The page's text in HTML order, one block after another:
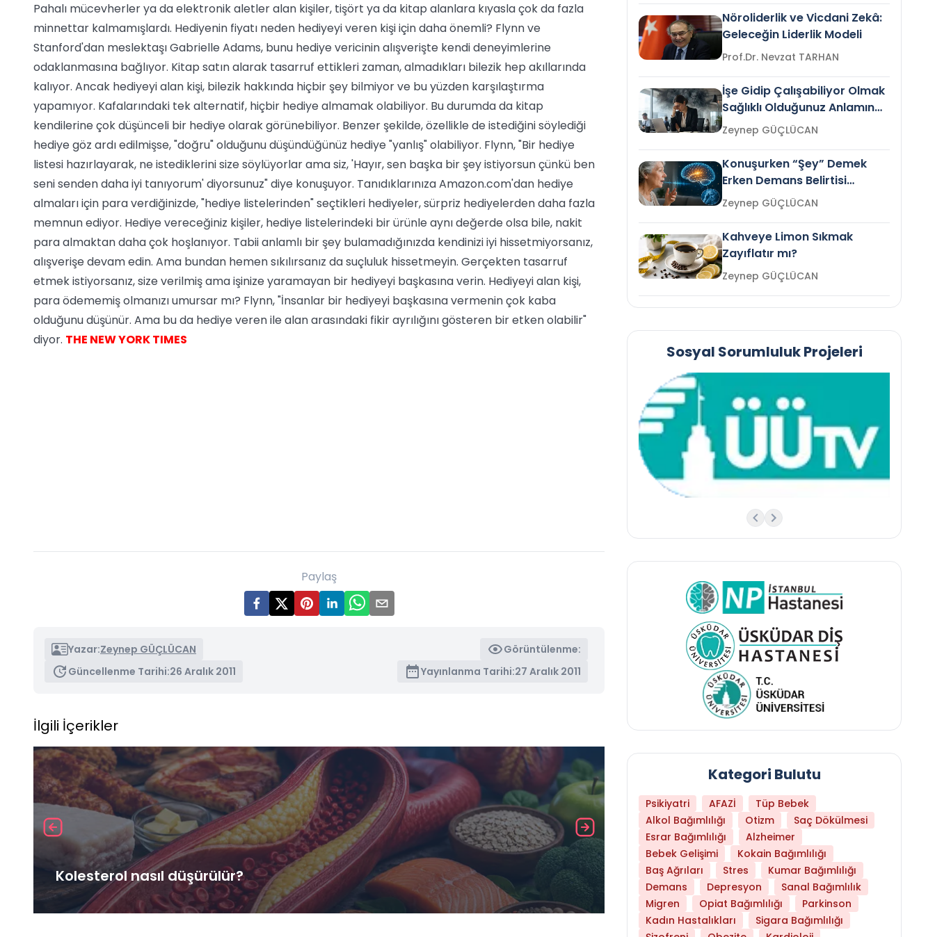
Pahalı mücevherler ya da elektronik aletler alan kişiler, tişört ya da kitap alanlara kıyasla çok da fazla
minnettar kalmamışlardı. Hediyenin fiyatı neden hediyeyi veren kişi için daha önemli? Flynn ve
Stanford'dan meslektaşı Gabrielle Adams, bunu hediye vericinin alışverişte kendi deneyimlerine
odaklanmasına bağlıyor. Kitap satın alarak tasarruf ettikleri zaman, almadıkları bilezik hep akıllarında
kalıyor. Ancak hediyeyi alan kişi, bilezik hakkında hiçbir şey bilmiyor ve bu yüzden karşılaştırma
yapamıyor. Kafalarındaki tek alternatif, hiçbir hediye almamak olabiliyor. Bu durumda da kitap
kendilerine çok düşünceli bir hediye olarak görünebiliyor. Benzer şekilde, özellikle de istediğini söylediği
hediye göz ardı edilmişse, "doğru" olduğunu düşündüğünüz hediye "yanlış" olabiliyor. Flynn, "Bir hediye
listesi hazırlayarak, ne istediklerini size söylüyorlar ama siz, 'Hayır, sen başka bir şey istiyorsun çünkü ben
seni senden daha iyi tanıyorum' diyorsunuz" diye konuşuyor. Tanıdıklarınıza Amazon.com'dan hediye
almaları için para verdiğinizde, "hediye listelerinden" seçtikleri hediyeler, sürpriz hediyelerden daha fazla
memnun ediyor. Hediye vereceğiniz kişiler, hediye listelerindeki bir ürünle aynı değerde olsa bile, nakit
para almaktan daha çok hoşlanıyor. Tabii anlamlı bir şey bulamadığınızda kendinizi iyi hissetmiyorsanız,
alışverişe devam edin. Ama bundan hemen sıkılırsanız da suçluluk hissetmeyin. Gerçekten tasarruf
etmek istiyorsanız, size verilmiş ama işinize yaramayan bir hediyeyi başkasına verin. Hediyeyi alan kişi,
para ödememiş olmanızı umursar mı? Flynn, "İnsanlar bir hediyeyi başkasına vermenin çok kaba
olduğunu düşünür. Ama bu da hediye veren ile alan arasındaki fikir ayrılığını gösteren bir etken olabilir"
diyor. THE NEW YORK TIMES
Paylaş
Yazar:Zeynep GÜÇLÜCAN
Görüntülenme:
Güncellenme Tarihi:26 Aralık 2011 Yayınlanma Tarihi:27 Aralık 2011
İlgili İçerikler
Kolesterol nasıl düşürülür? Daha Az Protein Tüketmek Yaşlanmayı
Nöroliderlik ve Vicdani Zekâ:
Geleceğin Liderlik Modeli
Prof.Dr. Nevzat TARHAN
İşe Gidip Çalışabiliyor Olmak
Sağlıklı Olduğunuz Anlamına
Gelir mi?Zeynep GÜÇLÜCAN
Konuşurken “Şey” Demek
Erken Demans Belirtisi
Olabilir mi?Zeynep GÜÇLÜCAN
Kahveye Limon Sıkmak
Zayıflatır mı?
Zeynep GÜÇLÜCAN
Sosyal Sorumluluk Projeleri
Kategori Bulutu
Psikiyatri AFAZİ
Tüp Bebek
Alkol Bağımlılığı
Otizm
Saç Dökülmesi
Esrar Bağımlılığı
Alzheimer
Bebek Gelişimi
Kokain Bağımlılığı
Baş Ağrıları
Stres
Kumar Bağımlılığı
Demans
Depresyon
Sanal Bağımlılık
Migren
Opiat Bağımlılığı
Parkinson
Kadın Hastalıkları
Sigara Bağımlılığı